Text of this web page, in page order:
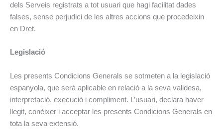
dels Serveis registrats a tot usuari que hagi facilitat dades
falses, sense perjudici de les altres accions que procedeixin
en Dret.
Legislació
Les presents Condicions Generals se sotmeten a la legislació
espanyola, que serà aplicable en relació a la seva validesa,
interpretació, execució i compliment. L’usuari, declara haver
llegit, conèixer i acceptar les presents Condicions Generals en
tota la seva extensió.